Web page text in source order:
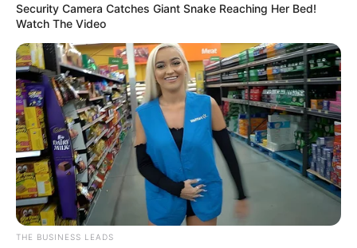
Security Camera Catches Giant Snake Reaching Her Bed!
Watch The Video
THE BUSINESS LEADS